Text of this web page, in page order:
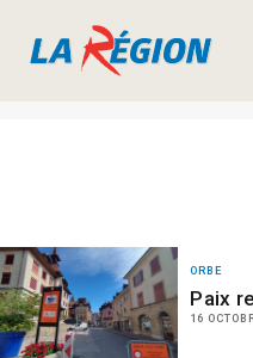
ORBE
Paix
16